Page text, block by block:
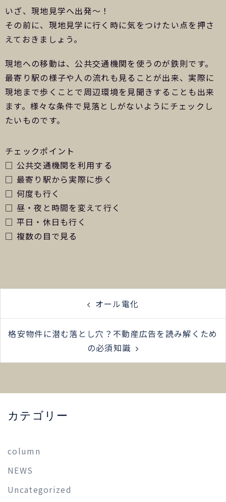
いざ、現地見学へ出発～！
その前に、現地見学に行く時に気をつけたい点を押さ
えておきましょう。
現地への移動は、公共交通機関を使うのが鉄則です。
最寄り駅の様子や人の流れも見ることが出来、実際に
現地まで歩くことで周辺環境を見聞きすることも出来
ます。様々な条件で見落としがないようにチェックし
たいものです。
チェックポイント
□ 公共交通機関を利用する
□ 最寄り駅から実際に歩く
□ 何度も行く
□ 昼・夜と時間を変えて行く
□ 平日・休日も行く
□ 複数の目で見る
オール電化
格安物件に潜む落とし穴？不動産広告を読み解くため
の必須知識
カテゴリー
column
NEWS
Uncategorized